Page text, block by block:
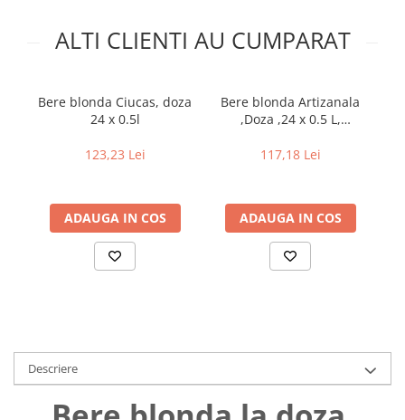
Cutii depozitare
incaltaminte
Cosuri de gunoi
Carucioare pentru cumparaturi
Uniforme medicale de unica
folosintaALTI CLIENTI AU CUMPARAT
Bere blonda Ciucas, doza
24 x 0.5l
123,23 Lei
ADAUGA IN COS
Bere blonda Artizanala
,Doza ,24 x 0.5 L,
117,18 Lei
ADAUGA IN COS
Descriere